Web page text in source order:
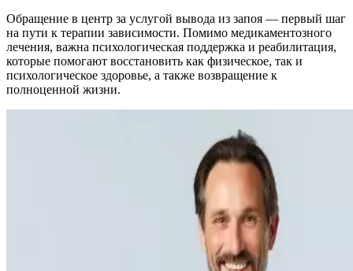
Обращение в центр за услугой вывода из запоя — первый шаг
на пути к терапии зависимости. Помимо медикаментозного
лечения, важна психологическая поддержка и реабилитация,
которые помогают восстановить как физическое, так и
психологическое здоровье, а также возвращение к
полноценной жизни.